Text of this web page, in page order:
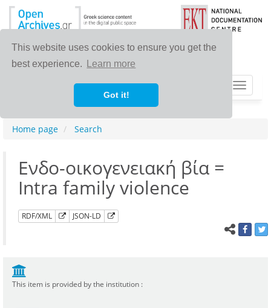
This website uses cookies to ensure you get the
best experience.
Learn more
Got it!
Toggle
Home page Search
Ενδο-οικογενειακή βία =
Ιntra family violence
RDF/XML JSON-LD
This item is provided by the institution :